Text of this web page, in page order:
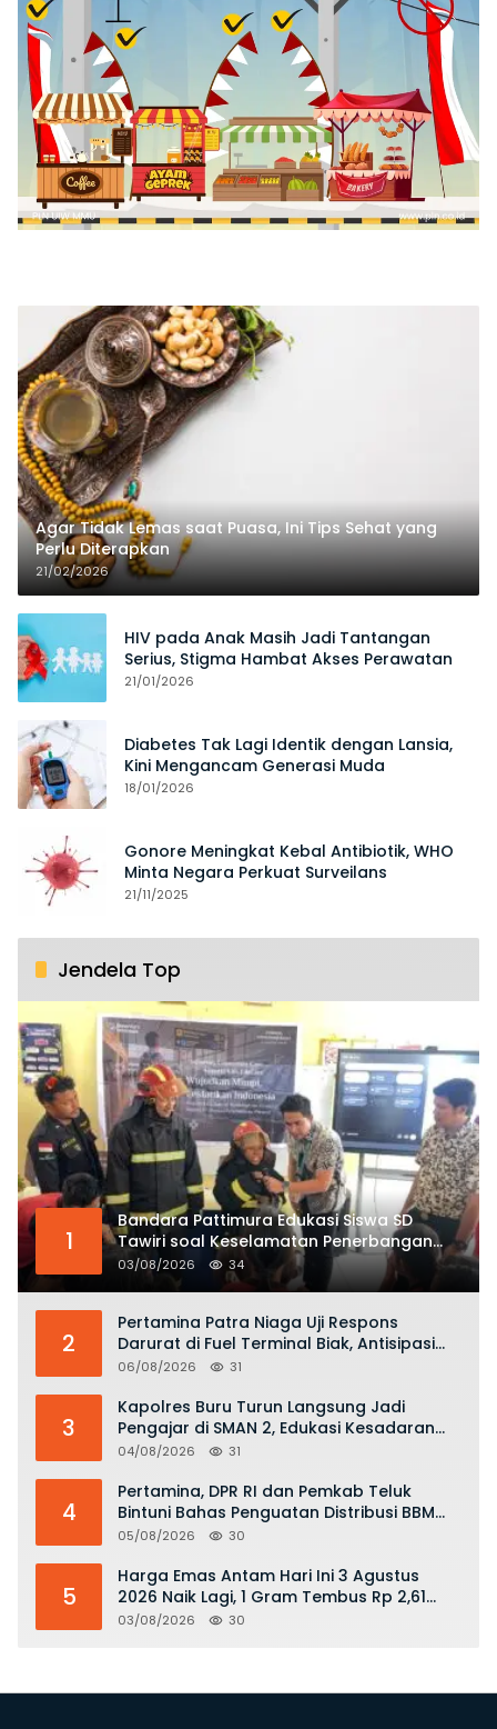
Agar Tidak Lemas saat Puasa, Ini Tips Sehat yang
Perlu Diterapkan
21/02/2026
HIV pada Anak Masih Jadi Tantangan
Serius, Stigma Hambat Akses Perawatan
21/01/2026
Diabetes Tak Lagi Identik dengan Lansia,
Kini Mengancam Generasi Muda
18/01/2026
Gonore Meningkat Kebal Antibiotik, WHO
Minta Negara Perkuat Surveilans
21/11/2025
Jendela Top
1
Bandara Pattimura Edukasi Siswa SD
Tawiri soal Keselamatan Penerbangan
dan Bahaya Bermain Layang-layang di
KKOP
03/08/2026 34
2
Pertamina Patra Niaga Uji Respons
Darurat di Fuel Terminal Biak, Antisipasi
Risiko Kebakaran dan Tumpahan BBM
06/08/2026 31
3
Kapolres Buru Turun Langsung Jadi
Pengajar di SMAN 2, Edukasi Kesadaran
Hukum dan Stop Kekerasan
04/08/2026 31
4
Pertamina, DPR RI dan Pemkab Teluk
Bintuni Bahas Penguatan Distribusi BBM
dan LPG
05/08/2026 30
5
Harga Emas Antam Hari Ini 3 Agustus
2026 Naik Lagi, 1 Gram Tembus Rp 2,61
Juta
03/08/2026 30